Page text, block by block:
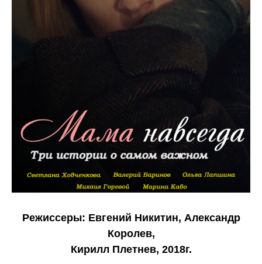
Режиссеры: Евгений Никитин, Александр
Королев,
Кирилл Плетнев, 2018г.